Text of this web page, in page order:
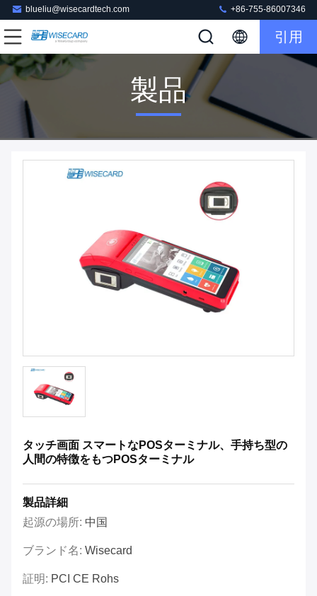
blueliu@wisecardtech.com +86-755-86007346
引用
製品
タッチ画面 スマートなPOSターミナル、手持ち型の
人間の特徴をもつPOSターミナル
製品詳細
起源の場所: 中国
ブランド名: Wisecard
証明: PCI CE Rohs